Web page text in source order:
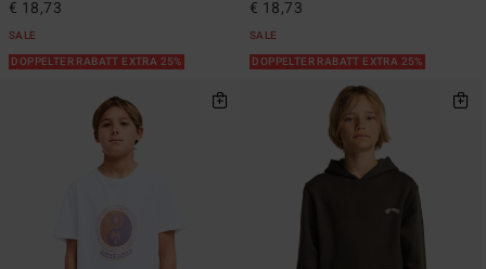
€ 18,73
SALE
DOPPELTER RABATT EXTRA 25%
€ 18,73
SALE
DOPPELTER RABATT EXTRA 25%